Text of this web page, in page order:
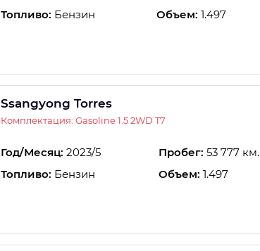
Топливо: Бензин Объем: 1.497
Ssangyong Torres
Комплектация: Gasoline 1.5 2WD T7
Год/Месяц: 2023/5 Пробег: 53 777 км.
Топливо: Бензин Объем: 1.497